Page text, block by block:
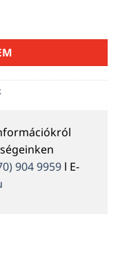
színben mennyiség
904 9959 l E-